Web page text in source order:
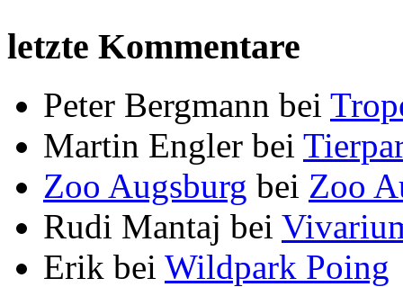
letzte Kommentare
Peter Bergmann bei
Martin Engler bei
Zoo Augsburg bei Zoo
Rudi Mantaj bei
Erik bei Wildpark Poing